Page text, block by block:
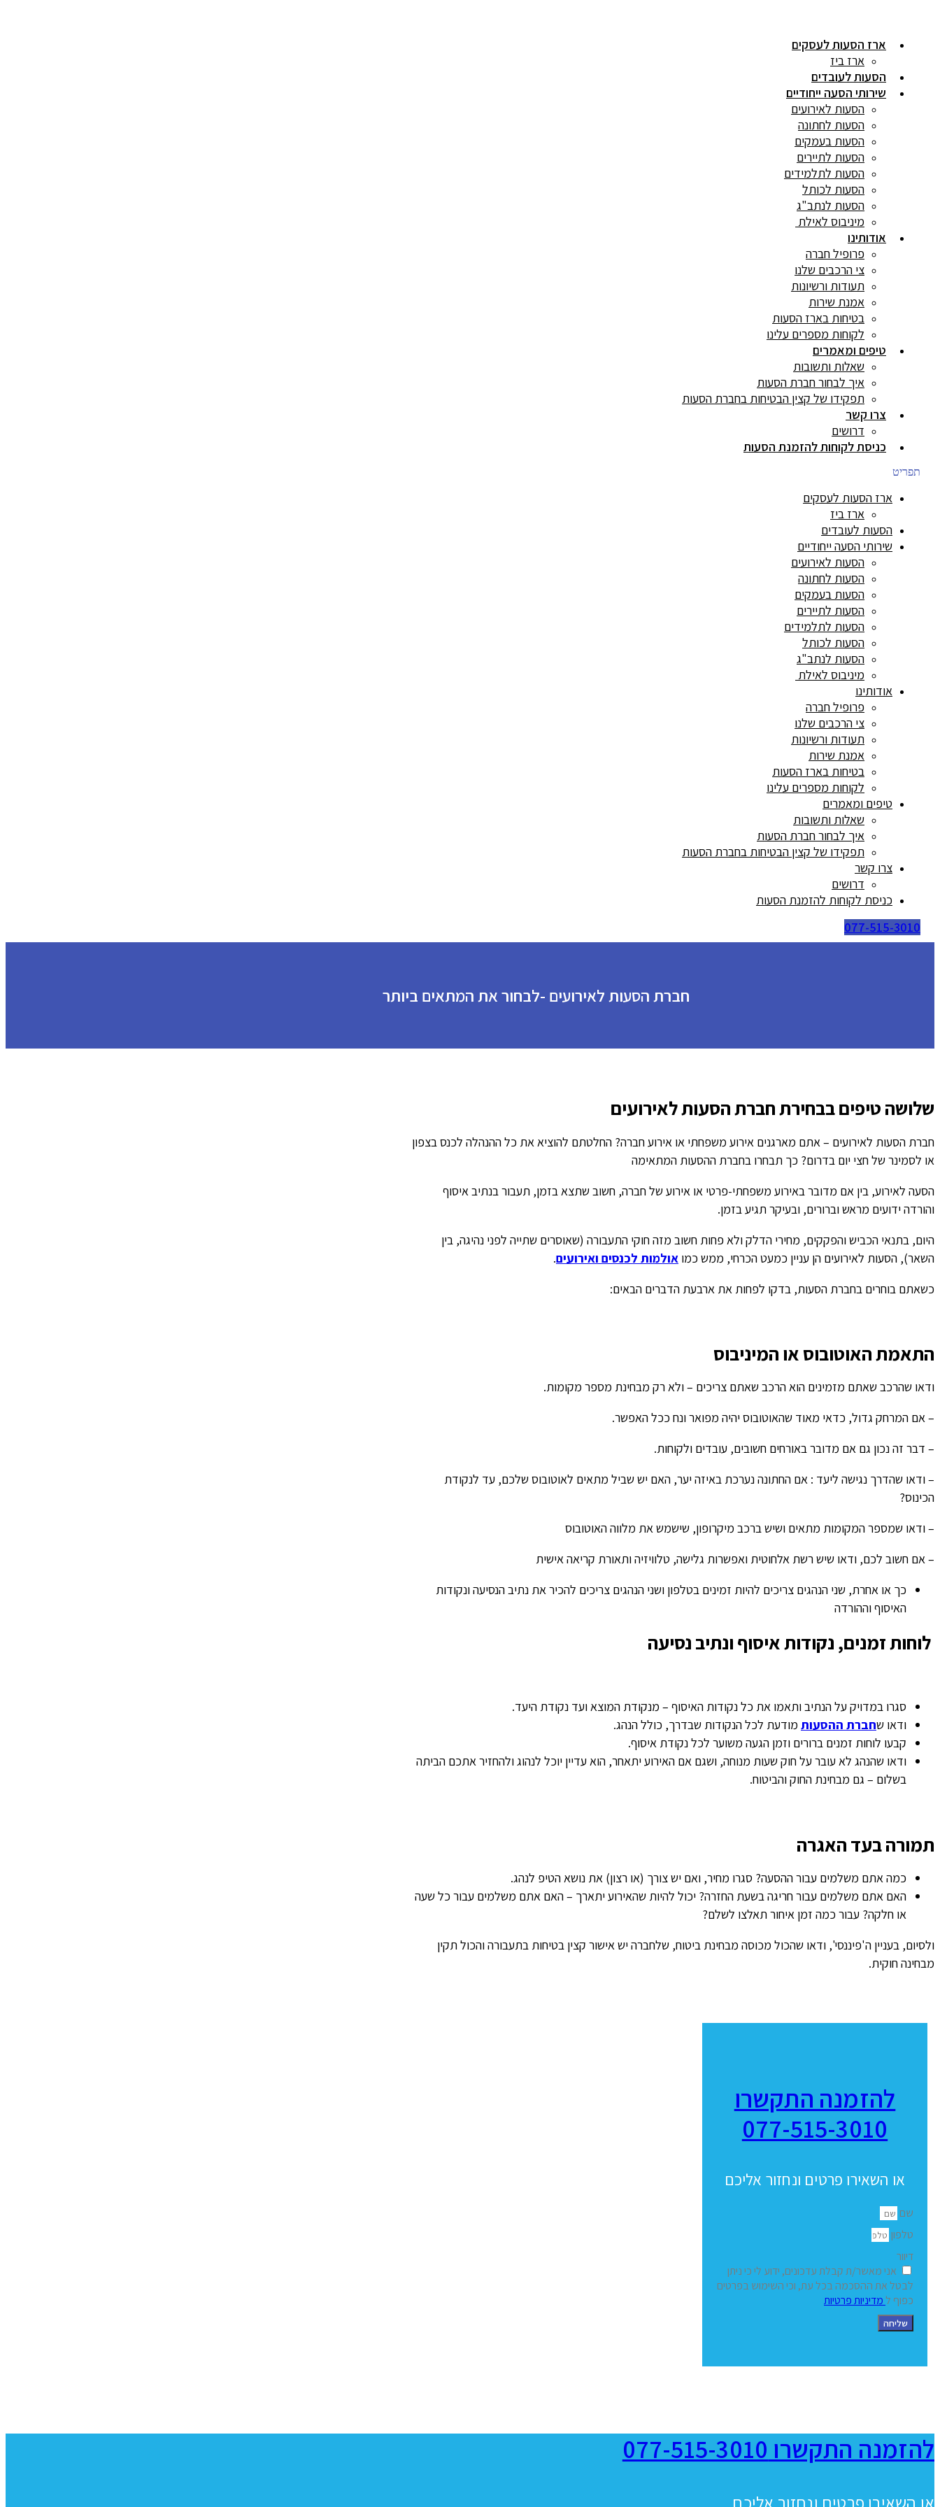
ארז הסעות לעסקים
ארז ביז
הסעות לעובדים
שירותי הסעה ייחודיים
הסעות לאירועים
הסעות לחתונה
הסעות בעמקים
הסעות לתיירים
הסעות לתלמידים
הסעות לכותל
הסעות לנתב"ג
מיניבוס לאילת
אודותינו
פרופיל חברה
צי הרכבים שלנו
תעודות ורשיונות
אמנת שירות
בטיחות בארז הסעות
לקוחות מספרים עלינו
טיפים ומאמרים
שאלות ותשובות
איך לבחור חברת הסעות
תפקידו של קצין הבטיחות בחברת הסעות
צרו קשר
דרושים
כניסת לקוחות להזמנת הסעות
תפריט
ארז הסעות לעסקים
ארז ביז
הסעות לעובדים
שירותי הסעה ייחודיים
הסעות לאירועים
הסעות לחתונה
הסעות בעמקים
הסעות לתיירים
הסעות לתלמידים
הסעות לכותל
הסעות לנתב"ג
מיניבוס לאילת
אודותינו
פרופיל חברה
צי הרכבים שלנו
תעודות ורשיונות
אמנת שירות
בטיחות בארז הסעות
לקוחות מספרים עלינו
טיפים ומאמרים
שאלות ותשובות
איך לבחור חברת הסעות
תפקידו של קצין הבטיחות בחברת הסעות
צרו קשר
דרושים
כניסת לקוחות להזמנת הסעות
077-515-3010
חברת הסעות לאירועים -לבחור את המתאים ביותר
שלושה טיפים בבחירת חברת הסעות לאירועים
חברת הסעות לאירועים – אתם מארגנים אירוע משפחתי או אירוע חברה? החלטתם להוציא את כל ההנהלה לכנס בצפון
או לסמינר של חצי יום בדרום? כך תבחרו בחברת ההסעות המתאימה
הסעה לאירוע, בין אם מדובר באירוע משפחתי-פרטי או אירוע של חברה, חשוב שתצא בזמן, תעבור בנתיב איסוף
והורדה ידועים מראש וברורים, ובעיקר תגיע בזמן.
היום, בתנאי הכביש והפקקים, מחירי הדלק ולא פחות חשוב מזה חוקי התעבורה (שאוסרים שתייה לפני נהיגה, בין
השאר), הסעות לאירועים הן עניין כמעט הכרחי, ממש כמו אולמות לכנסים ואירועים.
כשאתם בוחרים בחברת הסעות, בדקו לפחות את ארבעת הדברים הבאים:
התאמת האוטובוס או המיניבוס
ודאו שהרכב שאתם מזמינים הוא הרכב שאתם צריכים – ולא רק מבחינת מספר מקומות.
– אם המרחק גדול, כדאי מאוד שהאוטובוס יהיה מפואר ונח ככל האפשר.
– דבר זה נכון גם אם מדובר באורחים חשובים, עובדים ולקוחות.
– ודאו שהדרך נגישה ליעד : אם החתונה נערכת באיזה יער, האם יש שביל מתאים לאוטובוס שלכם, עד לנקודת
הכינוס?
– ודאו שמספר המקומות מתאים ושיש ברכב מיקרופון, שישמש את מלווה האוטובוס
– אם חשוב לכם, ודאו שיש רשת אלחוטית ואפשרות גלישה, טלוויזיה ותאורת קריאה אישית
כך או אחרת, שני הנהגים צריכים להיות זמינים בטלפון ושני הנהגים צריכים להכיר את נתיב הנסיעה ונקודות
האיסוף וההורדה
לוחות זמנים, נקודות איסוף ונתיב נסיעה
סגרו במדויק על הנתיב ותאמו את כל נקודות האיסוף – מנקודת המוצא ועד נקודת היעד.
ודאו שחברת ההסעות מודעת לכל הנקודות שבדרך, כולל הנהג.
קבעו לוחות זמנים ברורים וזמן הגעה משוער לכל נקודת איסוף.
ודאו שהנהג לא עובר על חוק שעות מנוחה, ושגם אם האירוע יתאחר, הוא עדיין יוכל לנהוג ולהחזיר אתכם הביתה
בשלום – גם מבחינת החוק והביטוח.
תמורה בעד האגרה
כמה אתם משלמים עבור ההסעה? סגרו מחיר, ואם יש צורך (או רצון) את נושא הטיפ לנהג.
האם אתם משלמים עבור חריגה בשעת החזרה? יכול להיות שהאירוע יתארך – האם אתם משלמים עבור כל שעה
או חלקה? עבור כמה זמן איחור תאלצו לשלם?
ולסיום, בעניין ה'פיננסי', ודאו שהכול מכוסה מבחינת ביטוח, שלחברה יש אישור קצין בטיחות בתעבורה והכול תקין
מבחינה חוקית.
להזמנה התקשרו
077-515-3010
או השאירו פרטים ונחזור אליכם
שם
טלפון
דיוור
אני מאשר/ת קבלת עדכונים, ידוע לי כי ניתן
לבטל את ההסכמה בכל עת, וכי השימוש בפרטים
כפוף למדיניות פרטיות
שליחה
להזמנה התקשרו 077-515-3010